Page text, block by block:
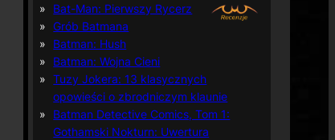
Bat-Man: Pierwszy Rycerz
Grób Batmana
Batman: Hush
Batman: Wojna Cieni
Tuzy Jokera: 13 klasycznych
opowieści o zbrodniczym klaunie
Batman Detective Comics, Tom 1:
Gothamski Nokturn: Uwertura